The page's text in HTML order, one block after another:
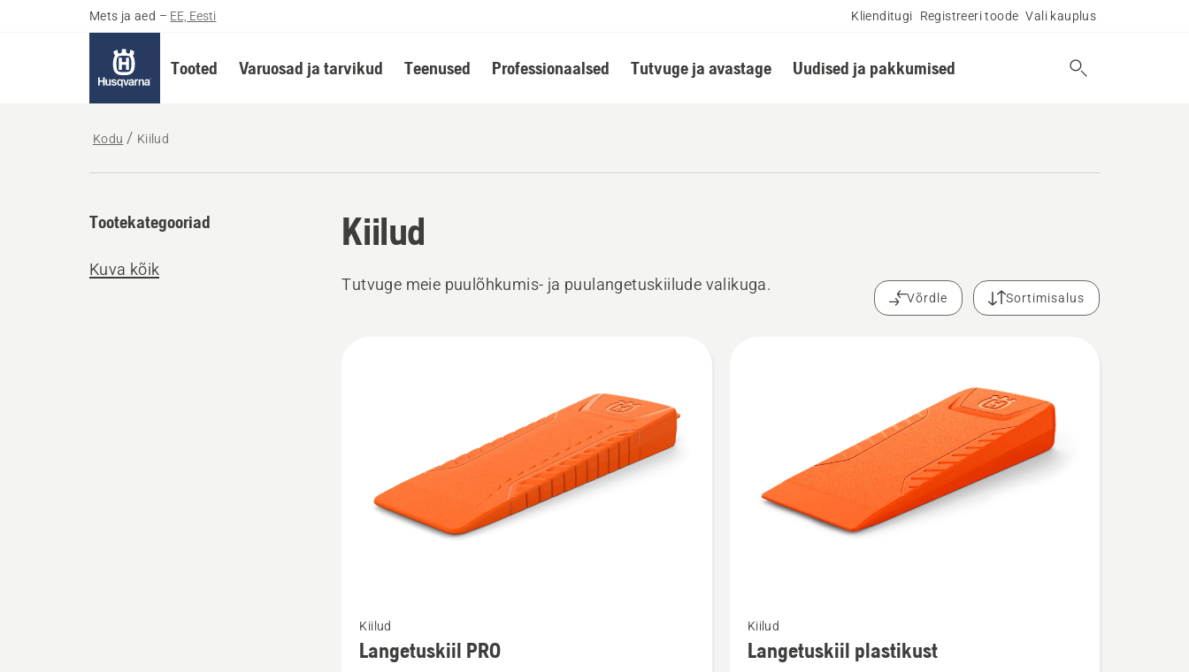
Mets ja aed – EE, Eesti Klienditugi Registreeri toode Vali kauplus
Tooted Varuosad ja tarvikud Teenused Professionaalsed Tutvuge ja avastage Uudised ja pakkumised
Kodu Kiilud
Kiilud
Tootekategooriad
Kuva kõik
Tutvuge meie puulõhkumis- ja puulangetuskiilude valikuga.
Võrdle Sortimisalus
rohkem
üksikasju
Kiilud
Langetuskiil PRO
rohkem
üksikasju
Kiilud
Langetuskiil plastikust